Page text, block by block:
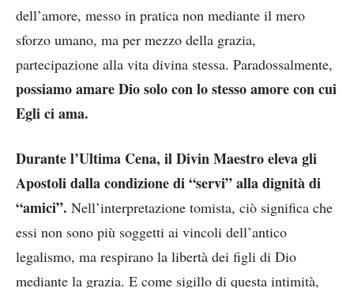
dell’amore, messo in pratica non mediante il mero
sforzo umano, ma per mezzo della grazia,
partecipazione alla vita divina stessa. Paradossalmente,
possiamo amare Dio solo con lo stesso amore con cui
Egli ci ama.
Durante l’Ultima Cena, il Divin Maestro eleva gli
Apostoli dalla condizione di “servi” alla dignità di
“amici”. Nell’interpretazione tomista, ciò significa che
essi non sono più soggetti ai vincoli dell’antico
legalismo, ma respirano la libertà dei figli di Dio
mediante la grazia. E come sigillo di questa intimità,